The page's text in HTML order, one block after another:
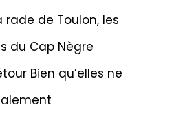
rade de Toulon, les
du Cap Nègre
Bien qu’elles ne